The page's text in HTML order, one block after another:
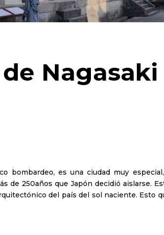
bombardeo, es una ciudad muy
de 250años que Japón decidió aislarse.
del país del sol naciente. Esto